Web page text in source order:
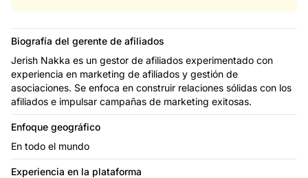
Biografía del gerente de afiliados
Jerish Nakka es un gestor de afiliados experimentado con
experiencia en marketing de afiliados y gestión de
asociaciones. Se enfoca en construir relaciones sólidas con los
afiliados e impulsar campañas de marketing exitosas.
Enfoque geográfico
En todo el mundo
Experiencia en la plataforma